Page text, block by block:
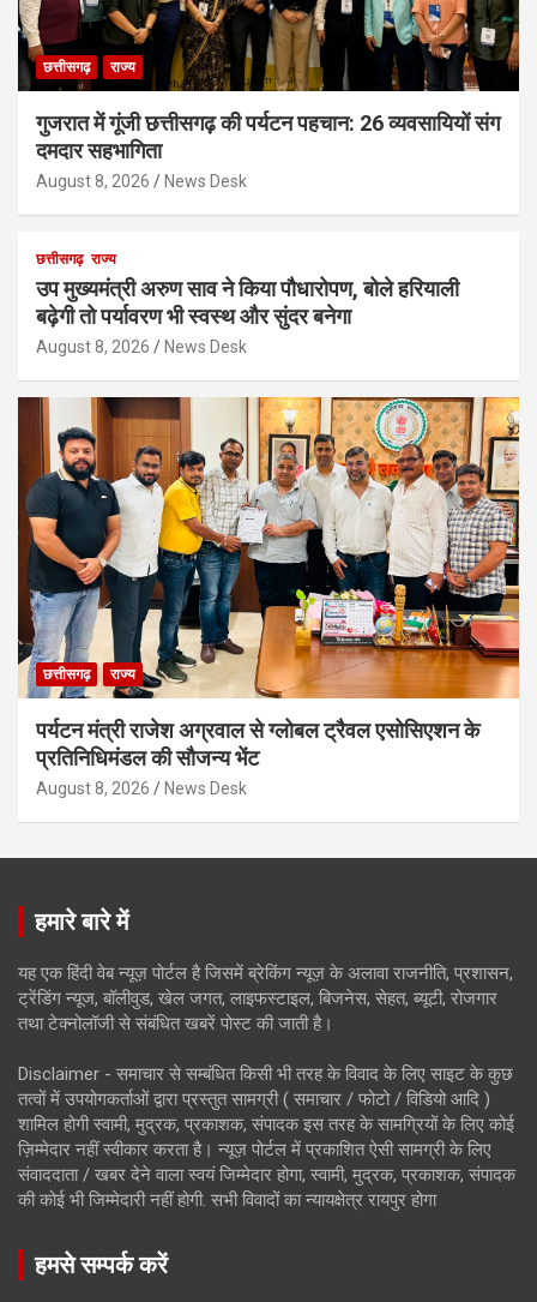
छत्तीसगढ़ राज्य
गुजरात में गूंजी छत्तीसगढ़ की पर्यटन पहचान: 26 व्यवसायियों संग
दमदार सहभागिता
August 8, 2026 News Desk
छत्तीसगढ़ राज्य
उप मुख्यमंत्री अरुण साव ने किया पौधारोपण, बोले हरियाली
बढ़ेगी तो पर्यावरण भी स्वस्थ और सुंदर बनेगा
August 8, 2026 News Desk
छत्तीसगढ़ राज्य
पर्यटन मंत्री राजेश अग्रवाल से ग्लोबल ट्रैवल एसोसिएशन के
प्रतिनिधिमंडल की सौजन्य भेंट
August 8, 2026 News Desk
हमारे बारे में
यह एक हिंदी वेब न्यूज़ पोर्टल है जिसमें ब्रेकिंग न्यूज़ के अलावा राजनीति, प्रशासन,
ट्रेंडिंग न्यूज, बॉलीवुड, खेल जगत, लाइफस्टाइल, बिजनेस, सेहत, ब्यूटी, रोजगार
तथा टेक्नोलॉजी से संबंधित खबरें पोस्ट की जाती है।
Disclaimer - समाचार से सम्बंधित किसी भी तरह के विवाद के लिए साइट के कुछ
तत्वों में उपयोगकर्ताओं द्वारा प्रस्तुत सामग्री ( समाचार / फोटो / विडियो आदि )
शामिल होगी स्वामी, मुद्रक, प्रकाशक, संपादक इस तरह के सामग्रियों के लिए कोई
ज़िम्मेदार नहीं स्वीकार करता है। न्यूज़ पोर्टल में प्रकाशित ऐसी सामग्री के लिए
संवाददाता / खबर देने वाला स्वयं जिम्मेदार होगा, स्वामी, मुद्रक, प्रकाशक, संपादक
की कोई भी जिम्मेदारी नहीं होगी. सभी विवादों का न्यायक्षेत्र रायपुर होगा
हमसे सम्पर्क करें